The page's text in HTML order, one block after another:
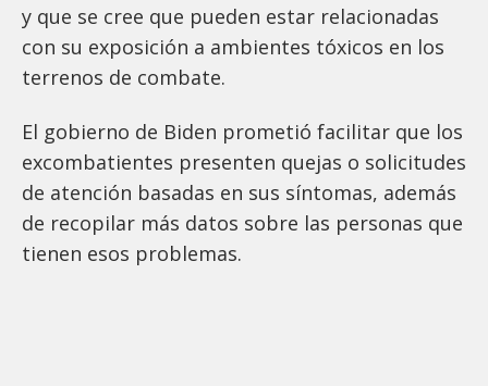
y que se cree que pueden estar relacionadas
con su exposición a ambientes tóxicos en los
terrenos de combate.
El gobierno de Biden prometió facilitar que los
excombatientes presenten quejas o solicitudes
de atención basadas en sus síntomas, además
de recopilar más datos sobre las personas que
tienen esos problemas.